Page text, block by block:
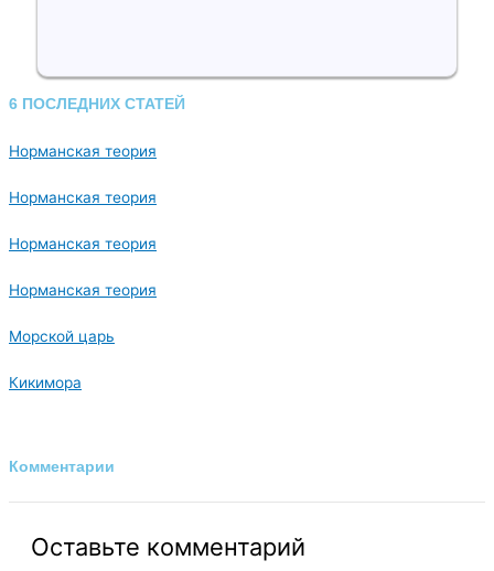
6 ПОСЛЕДНИХ СТАТЕЙ
Норманская теория
Норманская теория
Норманская теория
Норманская теория
Морской царь
Кикимора
Комментарии
Оставьте комментарий